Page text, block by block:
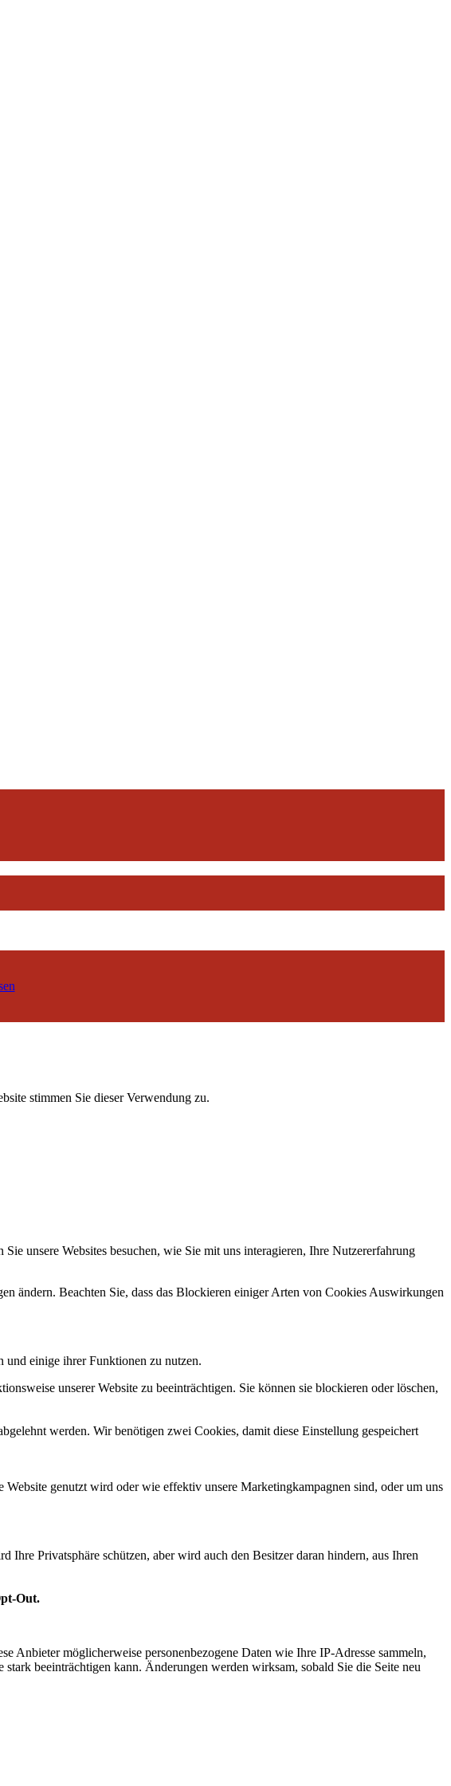
stimmen Sie dieser Verwendung zu.
unsere Websites besuchen, wie Sie mit uns interagieren, Ihre Nutzererfahrung
ändern. Beachten Sie, dass das Blockieren einiger Arten von Cookies Auswirkungen
und einige ihrer Funktionen zu nutzen.
unserer Website zu beeinträchtigen. Sie können sie blockieren oder löschen,
werden. Wir benötigen zwei Cookies, damit diese Einstellung gespeichert
genutzt wird oder wie effektiv unsere Marketingkampagnen sind, oder um uns
Privatsphäre schützen, aber wird auch den Besitzer daran hindern, aus Ihren
Out.
Anbieter möglicherweise personenbezogene Daten wie Ihre IP-Adresse sammeln,
beeinträchtigen kann. Änderungen werden wirksam, sobald Sie die Seite neu